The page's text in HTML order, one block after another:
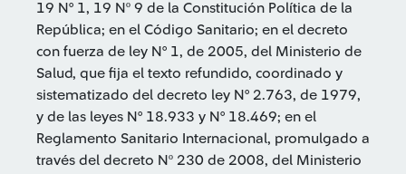
19 N° 1, 19 Nº 9 de la Constitución Política de la
República; en el Código Sanitario; en el decreto
con fuerza de ley N° 1, de 2005, del Ministerio de
Salud, que fija el texto refundido, coordinado y
sistematizado del decreto ley N° 2.763, de 1979,
y de las leyes N° 18.933 y N° 18.469; en el
Reglamento Sanitario Internacional, promulgado a
través del decreto Nº 230 de 2008, del Ministerio